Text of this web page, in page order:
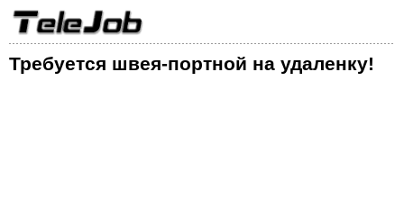
Требуется швея-портной на удаленку!